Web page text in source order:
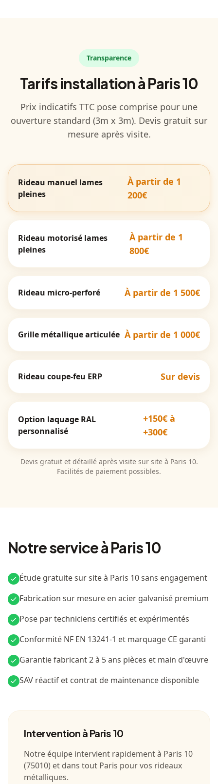
Transparence
Tarifs installation à Paris 10
Prix indicatifs TTC pose comprise pour une
ouverture standard (3m x 3m). Devis gratuit sur
mesure après visite.
Rideau manuel lames
pleines
À partir de 1
200€
Rideau motorisé lames
pleines
À partir de 1
800€
Rideau micro-perforé À partir de 1 500€
Grille métallique articulée À partir de 1 000€
Rideau coupe-feu ERP Sur devis
Option laquage RAL
personnalisé
+150€ à
+300€
Devis gratuit et détaillé après visite sur site à Paris 10.
Facilités de paiement possibles.
Notre service à Paris 10
Étude gratuite sur site à Paris 10 sans engagement
Fabrication sur mesure en acier galvanisé premium
Pose par techniciens certifiés et expérimentés
Conformité NF EN 13241-1 et marquage CE garanti
Garantie fabricant 2 à 5 ans pièces et main d'œuvre
SAV réactif et contrat de maintenance disponible
Intervention à Paris 10
Notre équipe intervient rapidement à Paris 10
(75010) et dans tout Paris pour vos rideaux
métalliques.